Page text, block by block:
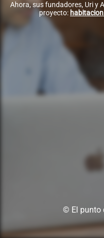
Ahora, sus fundadores, Uri y
proyecto:
© El punto